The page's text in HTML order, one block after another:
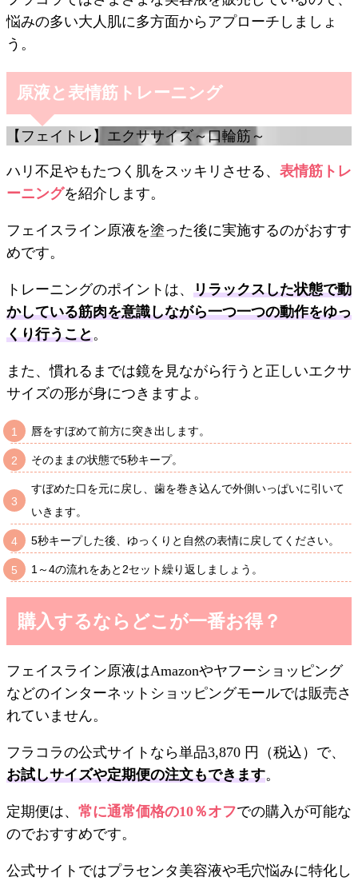
悩みの多い大人肌に多方面からアプローチしましょ
う。
原液と表情筋トレーニング
【フェイトレ】エクササイズ～口輪筋～
ハリ不足やもたつく肌をスッキリさせる、 表情筋トレ
ーニングを紹介します。
フェイスライン原液を塗った後に実施するのがおすす
めです。
トレーニングのポイントは、 リラックスした状態で動
かしている筋肉を意識しながら一つ一つの動作をゆっ
くり行うこと。
また、慣れるまでは鏡を見ながら行うと正しいエクサ
サイズの形が身につきますよ。
唇をすぼめて前方に突き出します。
そのままの状態で5秒キープ。
すぼめた口を元に戻し、歯を巻き込んで外側いっぱいに引いて
いきます。
5秒キープした後、ゆっくりと自然の表情に戻してください。
1～4の流れをあと2セット繰り返しましょう。
購入するならどこが一番お得？
フェイスライン原液はAmazonやヤフーショッピング
などのインターネットショッピングモールでは販売さ
れていません。
フラコラの公式サイトなら単品3,870 円（税込）で、
お試しサイズや定期便の注文もできます。
定期便は、 常に通常価格の10％オフでの購入が可能な
のでおすすめです。
公式サイトではプラセンタ美容液や毛穴悩みに特化し